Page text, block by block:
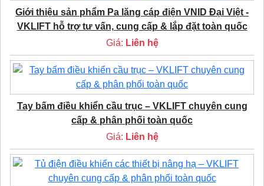
Giới thiệu sản phẩm Pa lăng cáp điện VNID Đại Việt -
VKLIFT hỗ trợ tư vấn, cung cấp & lắp đặt toàn quốc
Giá: Liên hệ
Tay bấm điều khiển cầu trục – VKLIFT chuyên cung
cấp & phân phối toàn quốc
Giá: Liên hệ